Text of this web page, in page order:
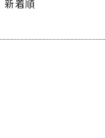
新着順